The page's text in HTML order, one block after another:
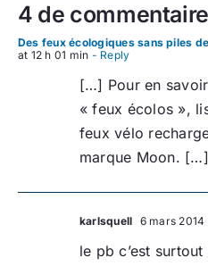
4 de
Des feux écologiques sans piles
at 12 h 01 min - Reply
[…] Pour en
« feux écolos »,
feux vélo
marque Moon. […]
karlsquell 6 mars 2014
le pb c’est